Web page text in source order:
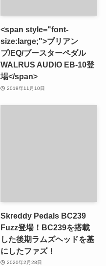
<span style="font-
size:large;">プリアン
プ/EQ/ブースターペダル
WALRUS AUDIO EB-10登
場</span>
2019年11月10日
Skreddy Pedals BC239
Fuzz登場！BC239を搭載
した後期ラムズヘッドを基
にしたファズ！
2020年2月28日